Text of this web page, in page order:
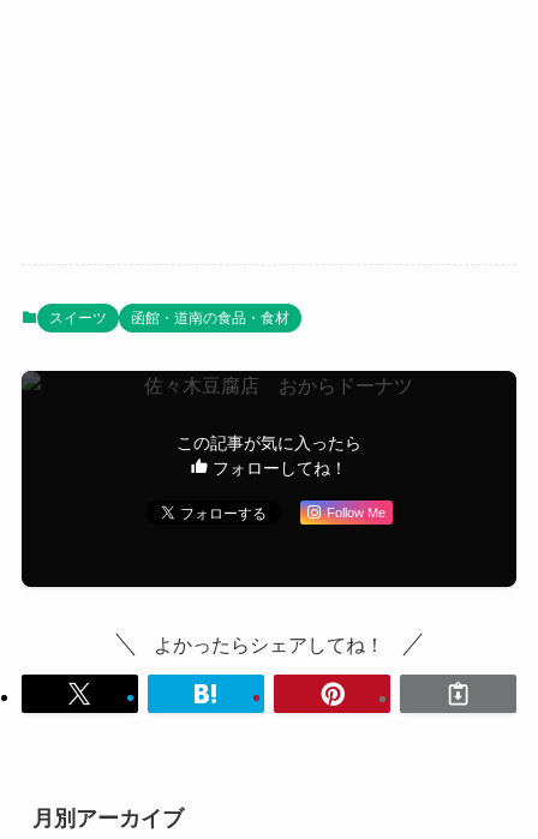
スイーツ 函館・道南の食品・食材
この記事が気に入ったら
フォローしてね！
Follow Me
よかったらシェアしてね！
月別アーカイブ